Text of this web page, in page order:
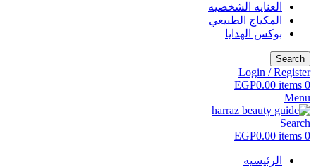
العنايه الشخصيه
المكياج الطبيعي
بوكس الهدايا
Search
Login / Register
0
items
EGP0.00
Menu
Search
0
items
EGP0.00
الرئيسيه